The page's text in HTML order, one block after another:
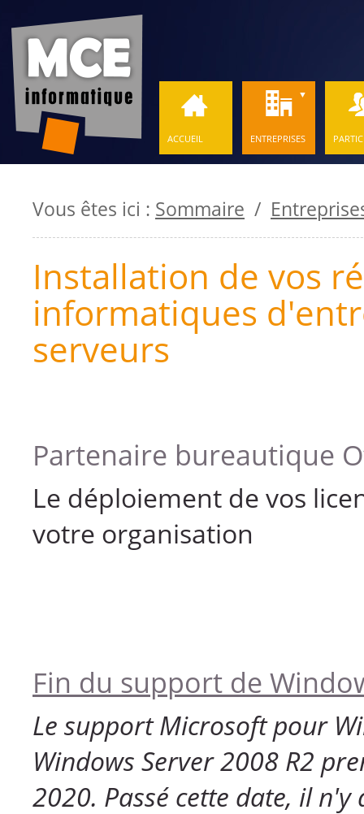
ACCUEIL ENTREPRISES
Vous êtes ici : Sommaire /
Installation de vos
informatiques
serveurs
Partenaire bureautique
Le déploiement de vos
votre organisation
Fin du support de
Le support Microsoft pour
Windows Server 2008 R2
2020. Passé cette date, il